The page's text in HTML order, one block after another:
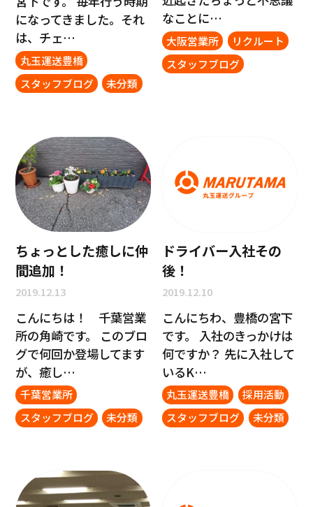
になってきました。それ
は、チェ…
丸玉運送豊橋
スタッフブログ
未分類
なことに…
大阪営業所
リクルート
スタッフブログ
ちょっとした癒しに仲
間追加！
2019.12.13
こんにちは！ 千葉営業
所の角崎です。 このブロ
グで何回か登場してます
が、癒し…
千葉営業所
スタッフブログ
未分類
ドライバー入社その
後！
2019.12.10
こんにちわ、豊橋の宮下
です。 入社のきっかけは
何ですか？ 先に入社して
いるK…
丸玉運送豊橋
採用活動
スタッフブログ
未分類